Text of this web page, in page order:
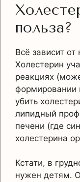
польза?
Всё зависит от
Холестерин
реакциях
формировании
убить
липидный
печени (где
холестерина
Кстати, в
нужен детям.